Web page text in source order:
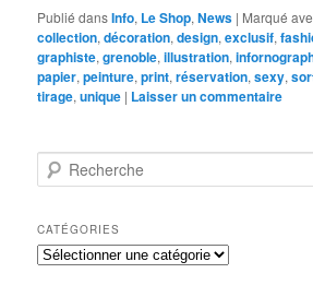
Publié dansInfo, Le Shop,News | Marqué
collection,décoration,design,exclusif,
graphiste,grenoble,illustration,
papier,peinture,print,réservation,sexy,
tirage,unique | Laisser un commentaire
e
h
e
r
CATÉGORIES
Catégories